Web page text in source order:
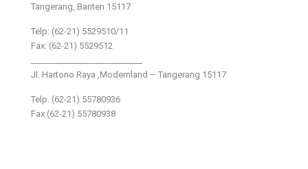
Tangerang, Banten 15117
Telp: (62-21) 5529510/11
Fax: (62-21) 5529512
Jl. Hartono Raya ,Modernland – Tangerang 15117
Telp. (62-21) 55780936
Fax (62-21) 55780938